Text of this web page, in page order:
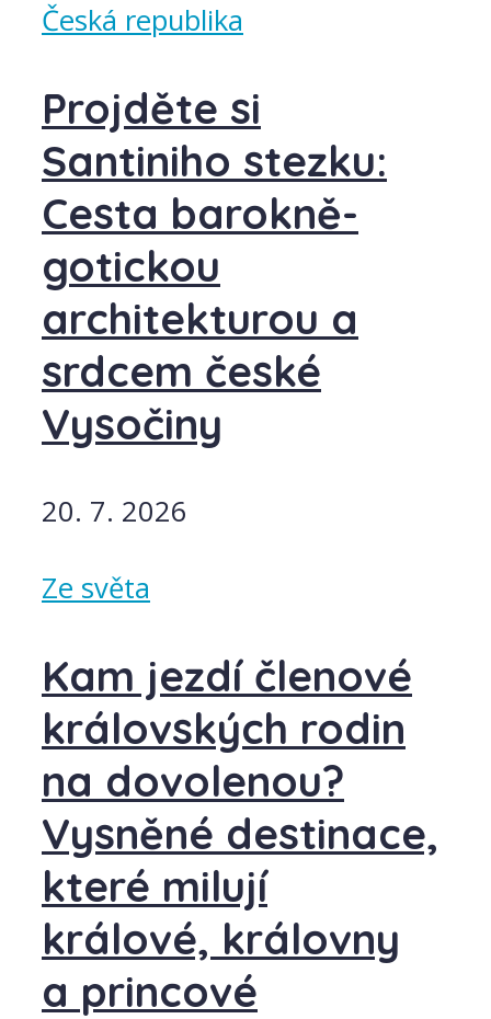
Česká republika
Projděte si
Santiniho stezku:
Cesta barokně-
gotickou
architekturou a
srdcem české
Vysočiny
20. 7. 2026
Ze světa
Kam jezdí členové
královských rodin
na dovolenou?
Vysněné destinace,
které milují
králové, královny
a princové